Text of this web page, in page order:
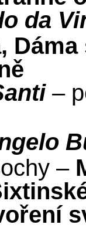
da
–
–